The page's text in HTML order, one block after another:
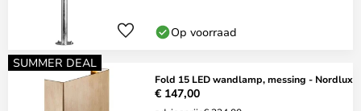
Op voorraad
SUMMER DEAL
Fold 15 LED wandlamp, messing - Nordlux
€ 147,00